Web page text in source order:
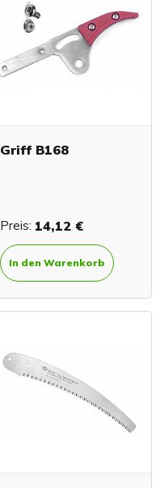
Griff B168
Preis: 14,12 €
In den Warenkorb